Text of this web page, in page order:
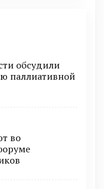
обсудили
паллиативной
во